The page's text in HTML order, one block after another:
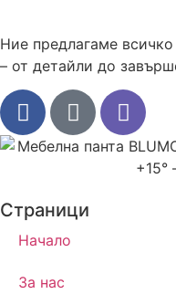
Ние предлагаме
– от детайли до
Страници
Начало
За нас